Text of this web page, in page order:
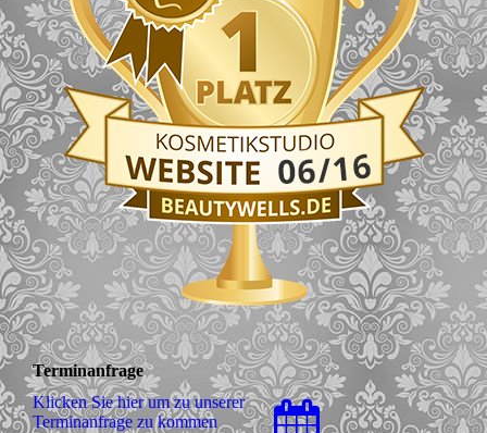
Terminanfrage
Klicken Sie hier um zu unserer
Terminanfrage zu kommen